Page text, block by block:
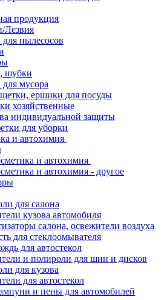
продукция
Лезвия
пылесосов
мусора
ершики для посуды
хозяйственные
индивидуальной защиты
для уборки
и автохимия
и автохимия
и автохимия - другое
для салона
кузова автомобиля
салона, освежители воздуха
для стеклоомывателя
для автостекол
и полироли для шин и дисков
для кузова
для автостекол
и пены для автомобилей